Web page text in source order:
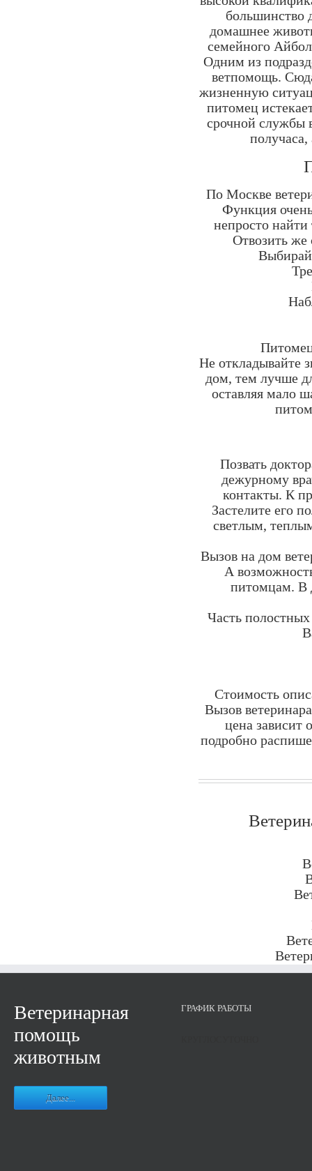
большинство
домашнее
семейного
Одним из
ветпомощь.
жизненную
питомец
срочной службы
По Москве
Функция
непросто
Отвозить же
Не откладывайте
дом, тем лучше
оставляя мало
Позвать
дежурному
контакты. К
Застелите его
светлым,
Вызов на дом
А
питомцам. В
Часть
Стоимость
Вызов
цена зависит
подробно
Ветеринарная
помощь
животным
Далее...
ГРАФИК РАБОТЫ